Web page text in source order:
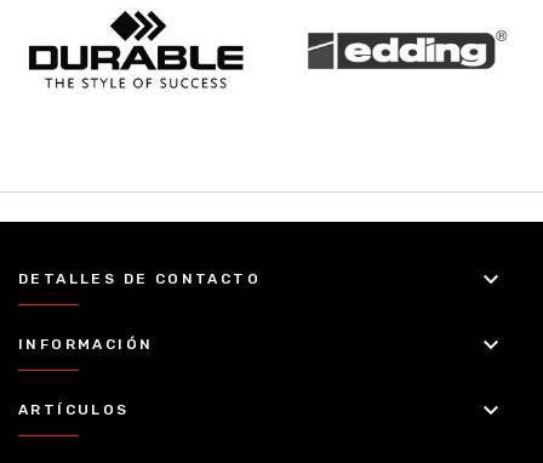
DETALLES DE CONTACTO keyboard_arrow_down
INFORMACIÓN keyboard_arrow_down
ARTÍCULOS keyboard_arrow_down